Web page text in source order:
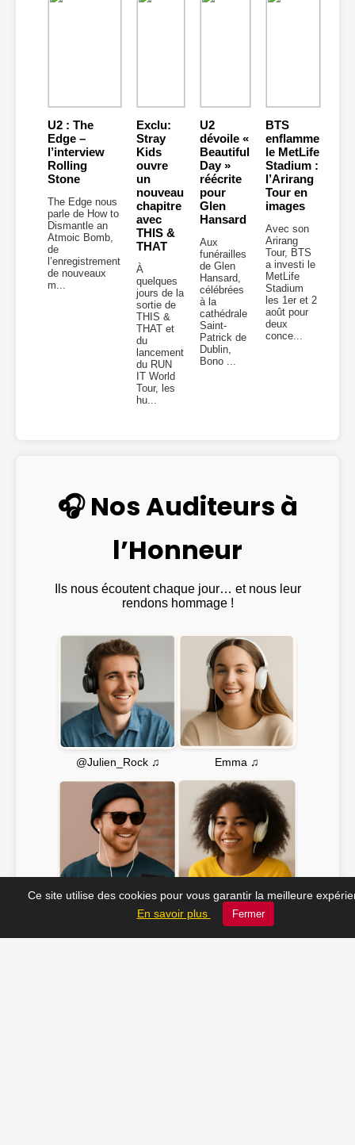
U2 : The
Edge –
l’interview
Rolling
Stone
The Edge nous
parle de How to
Dismantle an
Atmoic Bomb,
de
l’enregistrement
de nouveaux
m...
Exclu:
Stray
Kids
ouvre
un
nouveau
chapitre
avec
THIS &
THAT
À
quelques
jours de la
sortie de
THIS &
THAT et
du
lancement
du RUN
IT World
Tour, les
hu...
U2
dévoile «
Beautiful
Day »
réécrite
pour
Glen
Hansard
Aux
funérailles
de Glen
Hansard,
célébrées
à la
cathédrale
Saint-
Patrick de
Dublin,
Bono ...
BTS
enflamme
le MetLife
Stadium :
l’Arirang
Tour en
images
Avec son
Arirang
Tour, BTS
a investi le
MetLife
Stadium
les 1er et 2
août pour
deux
conce...
🎧 Nos Auditeurs à
l’Honneur
Ils nous écoutent chaque jour… et nous leur
rendons hommage !
@Julien_Rock ♫ Emma ♫
JC_13 ♫ Soline ♫
Ce site utilise des cookies pour vous garantir la meilleure
En savoir plus
Fermer